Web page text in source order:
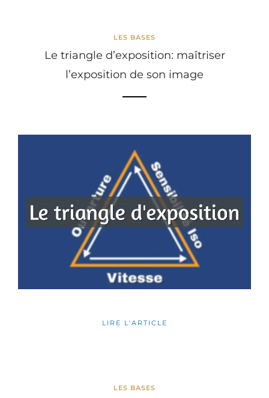
LES BASES
Le triangle d’exposition: maîtriser
l’exposition de son image
LIRE L'ARTICLE
LES BASES